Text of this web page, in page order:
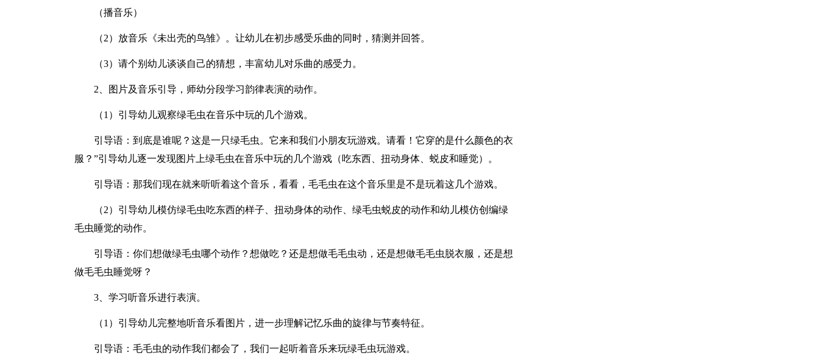
（播音乐）
（2）放音乐《未出壳的鸟雏》。让幼儿在初步感受乐曲的同时，猜测并回答。
（3）请个别幼儿谈谈自己的猜想，丰富幼儿对乐曲的感受力。
2、图片及音乐引导，师幼分段学习韵律表演的动作。
（1）引导幼儿观察绿毛虫在音乐中玩的几个游戏。
引导语：到底是谁呢？这是一只绿毛虫。它来和我们小朋友玩游戏。请看！它穿的是什么颜色的衣
服？”引导幼儿逐一发现图片上绿毛虫在音乐中玩的几个游戏（吃东西、扭动身体、蜕皮和睡觉）。
引导语：那我们现在就来听听着这个音乐，看看，毛毛虫在这个音乐里是不是玩着这几个游戏。
（2）引导幼儿模仿绿毛虫吃东西的样子、扭动身体的动作、绿毛虫蜕皮的动作和幼儿模仿创编绿
毛虫睡觉的动作。
引导语：你们想做绿毛虫哪个动作？想做吃？还是想做毛毛虫动，还是想做毛毛虫脱衣服，还是想
做毛毛虫睡觉呀？
3、学习听音乐进行表演。
（1）引导幼儿完整地听音乐看图片，进一步理解记忆乐曲的旋律与节奏特征。
引导语：毛毛虫的动作我们都会了，我们一起听着音乐来玩绿毛虫玩游戏。